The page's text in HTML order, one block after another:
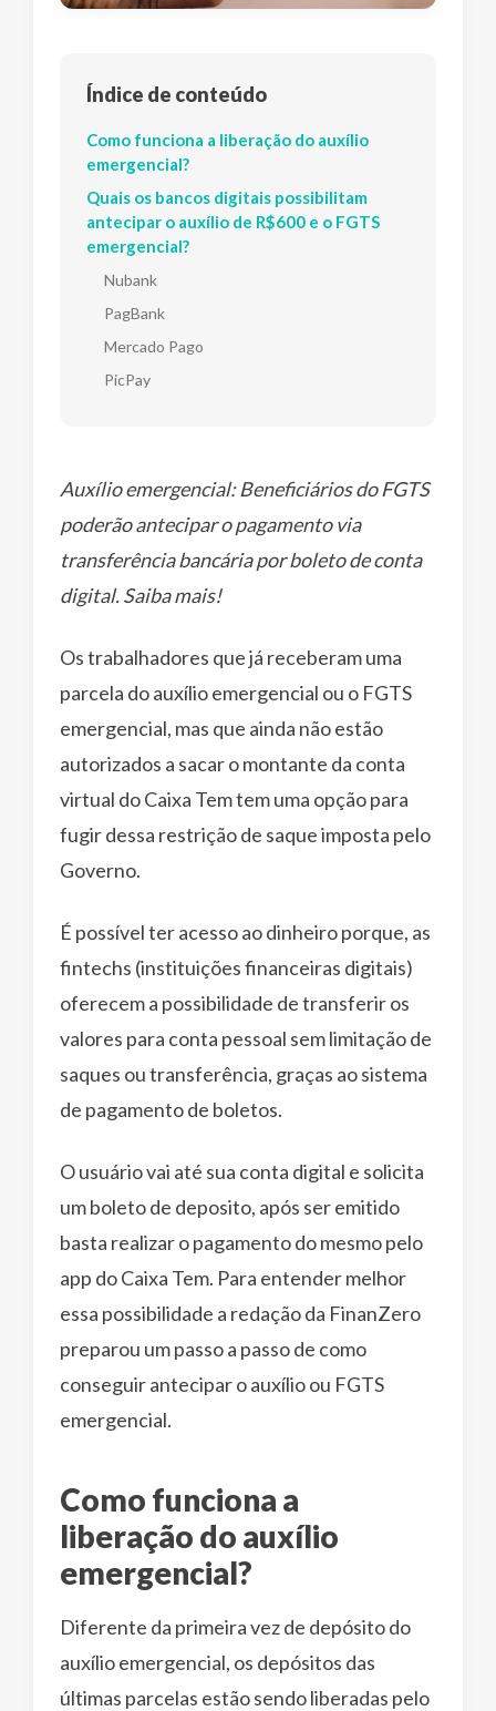
Índice de conteúdo
Como funciona a liberação do auxílio
emergencial?
Quais os bancos digitais possibilitam
antecipar o auxílio de R$600 e o FGTS
emergencial?
Nubank
PagBank
Mercado Pago
PicPay
Auxílio emergencial: Beneficiários do FGTS
poderão antecipar o pagamento via
transferência bancária por boleto de conta
digital. Saiba mais!
Os trabalhadores que já receberam uma
parcela do auxílio emergencial ou o FGTS
emergencial, mas que ainda não estão
autorizados a sacar o montante da conta
virtual do Caixa Tem tem uma opção para
fugir dessa restrição de saque imposta pelo
Governo.
É possível ter acesso ao dinheiro porque, as
fintechs (instituições financeiras digitais)
oferecem a possibilidade de transferir os
valores para conta pessoal sem limitação de
saques ou transferência, graças ao sistema
de pagamento de boletos.
O usuário vai até sua conta digital e solicita
um boleto de deposito, após ser emitido
basta realizar o pagamento do mesmo pelo
app do Caixa Tem. Para entender melhor
essa possibilidade a redação da FinanZero
preparou um passo a passo de como
conseguir antecipar o auxílio ou FGTS
emergencial.
Como funciona a
liberação do auxílio
emergencial?
Diferente da primeira vez de depósito do
auxílio emergencial, os depósitos das
últimas parcelas estão sendo liberadas pelo